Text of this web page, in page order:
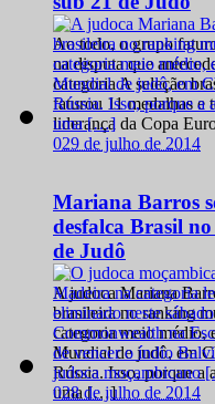
Ao todo, o grupo
na disputa que
categoria A seleção
faturou 11 medalhas e
liderança da Copa
029 de julho de 2014
Mariana Barros
desfalca Brasil
de Judô
A judoca Mariana
brasileira no ranking
categoria meio médio,
Mundial de judô, em
Rússia. Isso, porque a
uma […]
028 de julho de 2014